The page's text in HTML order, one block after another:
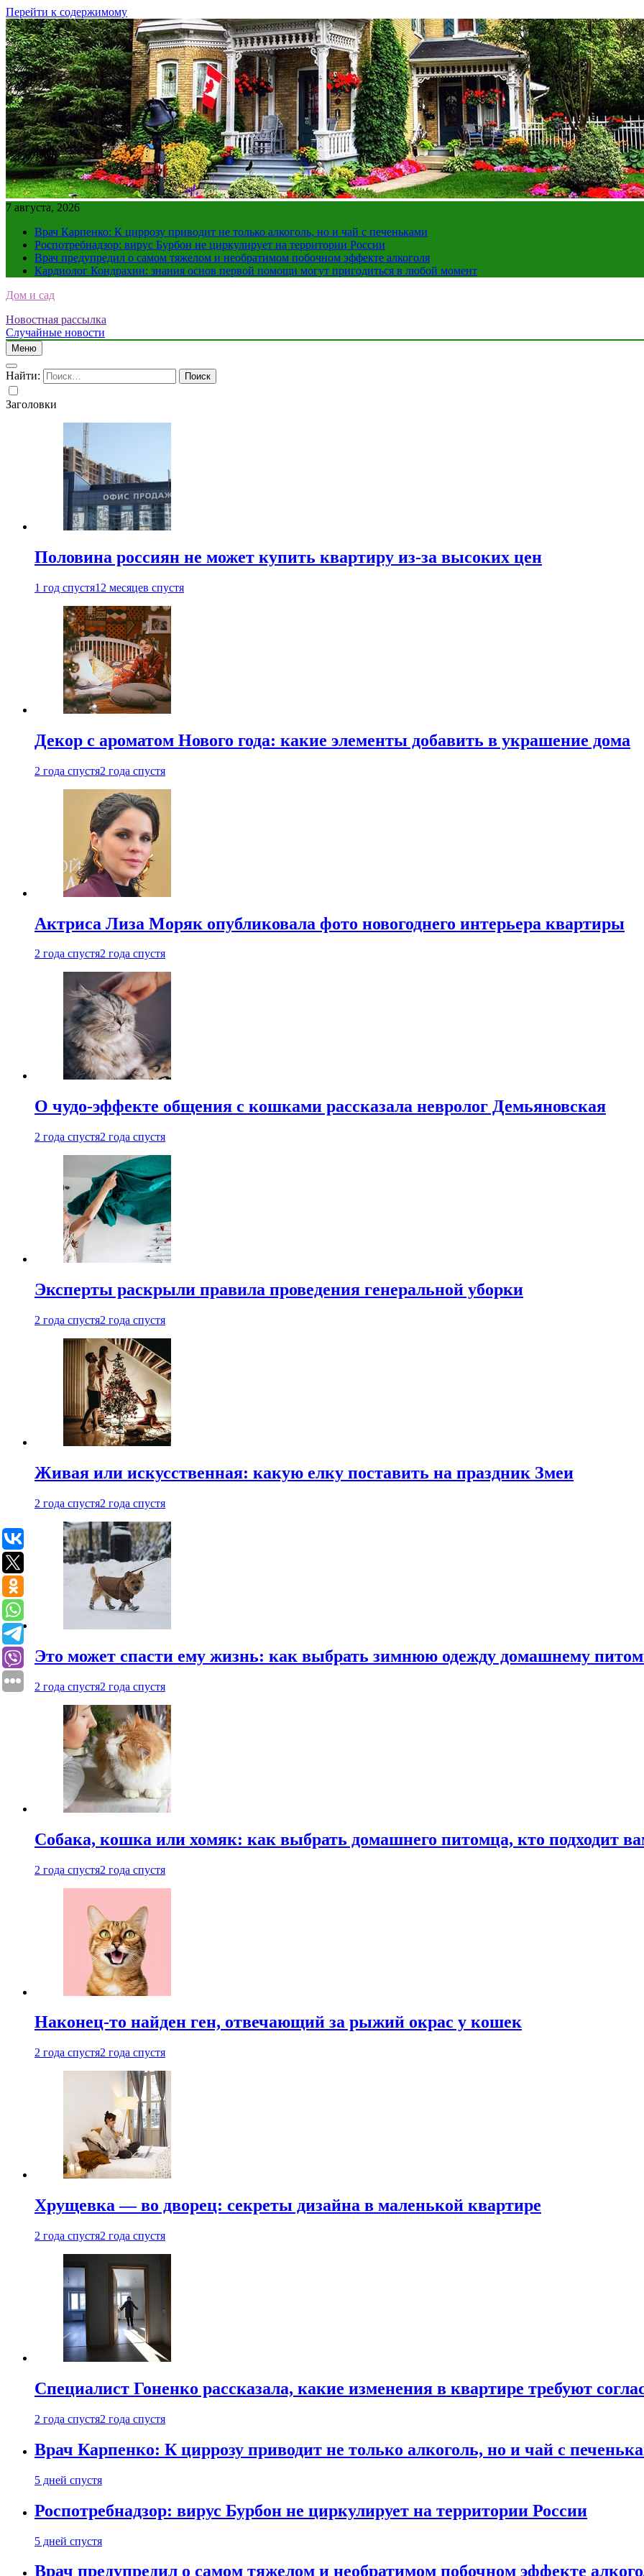
Перейти к содержимому
7 августа, 2026
Врач Карпенко: К циррозу приводит не только алкоголь, но и чай с печеньками
Роспотребнадзор: вирус Бурбон не циркулирует на территории России
Врач предупредил о самом тяжелом и необратимом побочном эффекте алкоголя
Кардиолог Кондрахин: знания основ первой помощи могут пригодиться в любой момент
Дом и сад
Новостная рассылка
Случайные новости
Меню
Найти:
Заголовки
Половина россиян не может купить квартиру из-за высоких цен
1 год спустя12 месяцев спустя
Декор с ароматом Нового года: какие элементы добавить в украшение дома
2 года спустя2 года спустя
Актриса Лиза Моряк опубликовала фото новогоднего интерьера квартиры
2 года спустя2 года спустя
О чудо-эффекте общения с кошками рассказала невролог Демьяновская
2 года спустя2 года спустя
Эксперты раскрыли правила проведения генеральной уборки
2 года спустя2 года спустя
Живая или искусственная: какую елку поставить на праздник Змеи
2 года спустя2 года спустя
Это может спасти ему жизнь: как выбрать зимнюю одежду домашнему
2 года спустя2 года спустя
Собака, кошка или хомяк: как выбрать домашнего питомца, кто подходит
2 года спустя2 года спустя
Наконец-то найден ген, отвечающий за рыжий окрас у кошек
2 года спустя2 года спустя
Хрущевка — во дворец: секреты дизайна в маленькой квартире
2 года спустя2 года спустя
Специалист Гоненко рассказала, какие изменения в квартире требуют
2 года спустя2 года спустя
Врач Карпенко: К циррозу приводит не только алкоголь, но и чай с
5 дней спустя
Роспотребнадзор: вирус Бурбон не циркулирует на территории России
5 дней спустя
Врач предупредил о самом тяжелом и необратимом побочном эффекте